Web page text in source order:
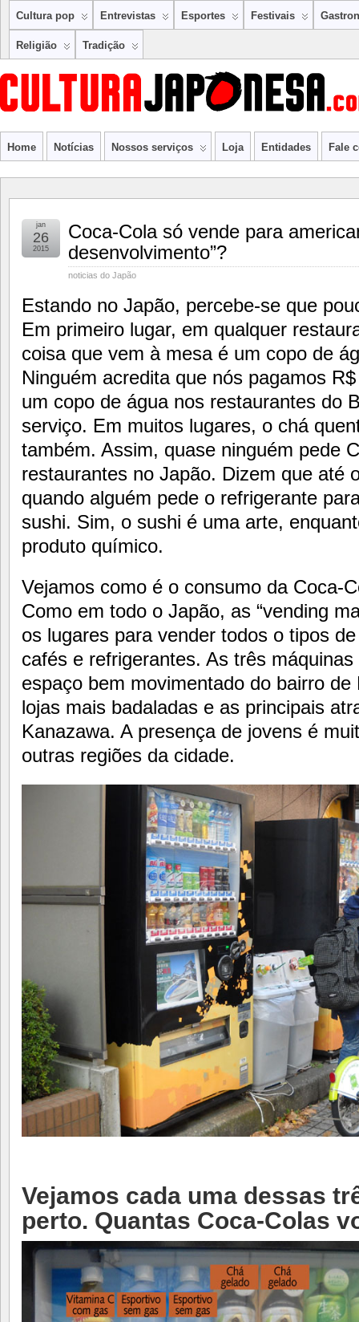
Cultura pop Entrevistas Esportes Festivais
Religião Tradição
Home Notícias Nossos serviços Loja Entidades Fale
Coca-Cola só vende para
desenvolvimento”?
noticias do Japão
jan
26
2015
Estando no Japão, percebe-se que
Em primeiro lugar, em qualquer
coisa que vem à mesa é um copo de
Ninguém acredita que nós pagamos
um copo de água nos restaurantes do
serviço. Em muitos lugares, o chá
também. Assim, quase ninguém pede
restaurantes no Japão. Dizem que até
quando alguém pede o refrigerante
sushi. Sim, o sushi é uma arte,
produto químico.
Vejamos como é o consumo da Coca-
Como em todo o Japão, as “vending
os lugares para vender todos o tipos
cafés e refrigerantes. As três
espaço bem movimentado do bairro
lojas mais badaladas e as principais
Kanazawa. A presença de jovens é
outras regiões da cidade.
Vejamos cada uma dessas
perto. Quantas Coca-Colas